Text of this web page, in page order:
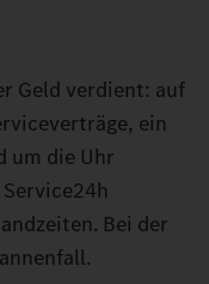
Geld verdient: auf
ein
um die Uhr
Bei der